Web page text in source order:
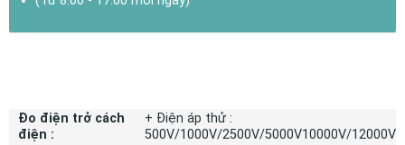
Đo điện trở cách
điện :
+ Điện áp thử :
500V/1000V/2500V/5000V10000V/12000V